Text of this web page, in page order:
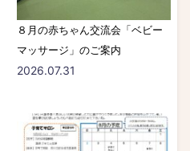
８月の赤ちゃん交流会「ベビー
マッサージ」のご案内
2026.07.31